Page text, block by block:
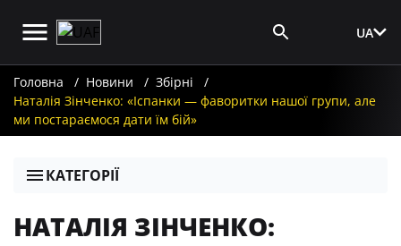
UA
Головна Новини
Збірні
Наталія Зінченко: «Іспанки — фаворитки нашої групи, але
ми постараємося дати їм бій»
КАТЕГОРІЇ
НАТАЛІЯ ЗІНЧЕНКО: